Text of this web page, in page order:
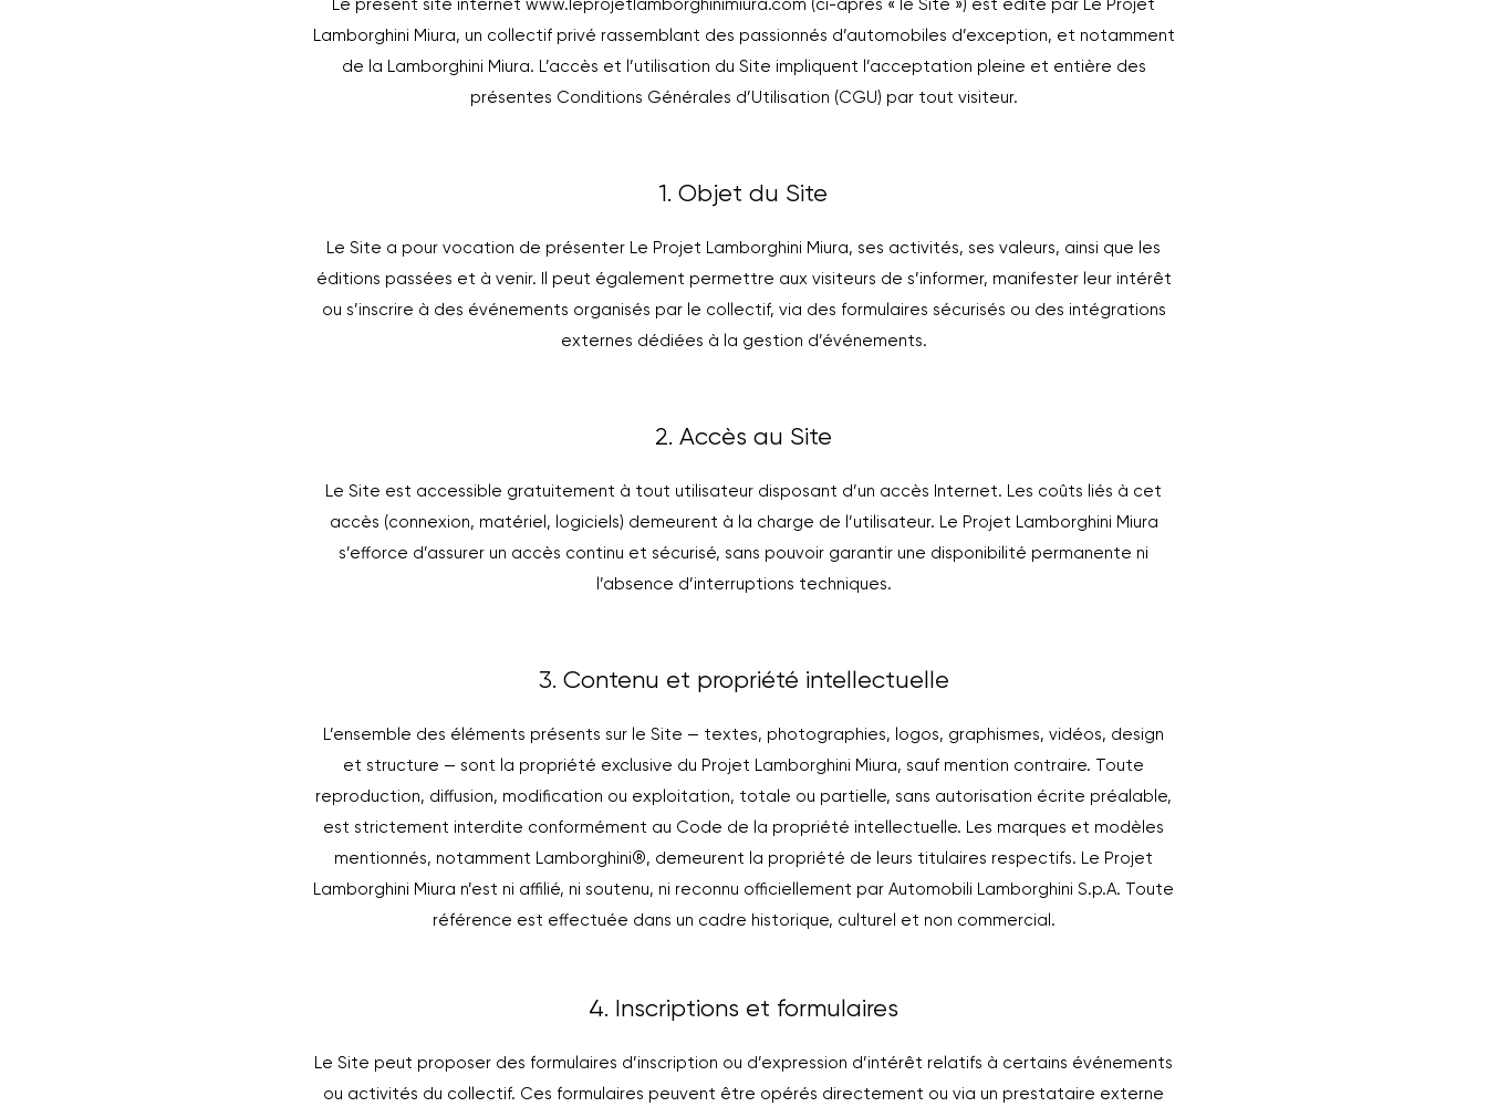
Le présent site internet www.leprojetlamborghinimiura.com (ci-après « le Site ») est édité par Le Projet
Lamborghini Miura, un collectif privé rassemblant des passionnés d’automobiles d’exception, et notamment
de la Lamborghini Miura. L’accès et l’utilisation du Site impliquent l’acceptation pleine et entière des
présentes Conditions Générales d’Utilisation (CGU) par tout visiteur.
1. Objet du Site
Le Site a pour vocation de présenter Le Projet Lamborghini Miura, ses activités, ses valeurs, ainsi que les
éditions passées et à venir. Il peut également permettre aux visiteurs de s’informer, manifester leur intérêt
ou s’inscrire à des événements organisés par le collectif, via des formulaires sécurisés ou des intégrations
externes dédiées à la gestion d’événements.
2. Accès au Site
Le Site est accessible gratuitement à tout utilisateur disposant d’un accès Internet. Les coûts liés à cet
accès (connexion, matériel, logiciels) demeurent à la charge de l’utilisateur. Le Projet Lamborghini Miura
s’efforce d’assurer un accès continu et sécurisé, sans pouvoir garantir une disponibilité permanente ni
l’absence d’interruptions techniques.
3. Contenu et propriété intellectuelle
L’ensemble des éléments présents sur le Site — textes, photographies, logos, graphismes, vidéos, design
et structure — sont la propriété exclusive du Projet Lamborghini Miura, sauf mention contraire. Toute
reproduction, diffusion, modification ou exploitation, totale ou partielle, sans autorisation écrite préalable,
est strictement interdite conformément au Code de la propriété intellectuelle. Les marques et modèles
mentionnés, notamment Lamborghini®, demeurent la propriété de leurs titulaires respectifs. Le Projet
Lamborghini Miura n’est ni affilié, ni soutenu, ni reconnu officiellement par Automobili Lamborghini S.p.A. Toute
référence est effectuée dans un cadre historique, culturel et non commercial.
4. Inscriptions et formulaires
Le Site peut proposer des formulaires d’inscription ou d’expression d’intérêt relatifs à certains événements
ou activités du collectif. Ces formulaires peuvent être opérés directement ou via un prestataire externe